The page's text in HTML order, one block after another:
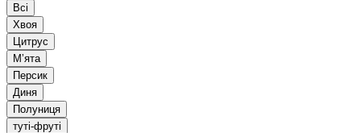
Всі
Хвоя
Цитрус
Мʼята
Персик
Диня
Полуниця
туті-фруті